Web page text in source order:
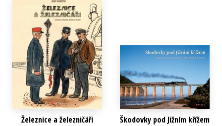
Železnice a železničáři Škodovky pod Jižním křížem